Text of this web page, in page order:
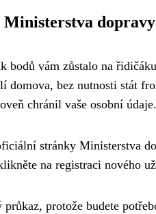
Ministerstva dopravy
bodů vám zůstalo na
bez nutnosti stát
chránil vaše osobní údaje.
stránky Ministerstva
na registraci nového
protože budete